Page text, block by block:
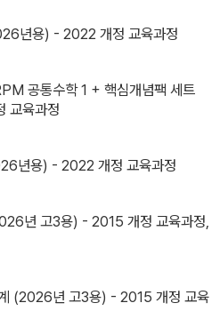
년용) - 2022 개정 교육과정
공통수학 1 + 핵심개념팩 세트
교육과정
년용) - 2022 개정 교육과정
년 고3용) - 2015 개정 교육과정,
(2026년 고3용) - 2015 개정 교육